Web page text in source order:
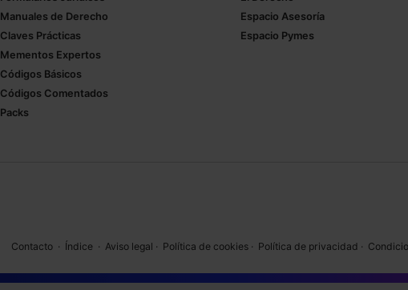
Manuales de Derecho
Claves Prácticas
Mementos Expertos
Códigos Básicos
Códigos Comentados
Packs
Espacio Asesoría
Espacio Pymes
Contacto · Índice · Aviso legal · Política de cookies · Política de privacidad ·